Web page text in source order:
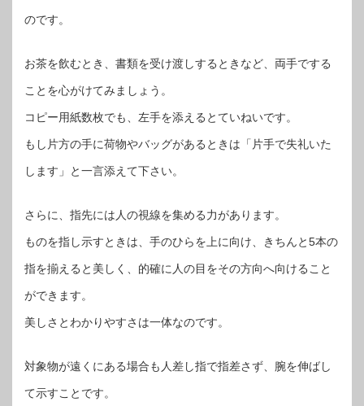
のです。
お茶を飲むとき、書類を受け渡しするときなど、両手でする
ことを心がけてみましょう。
コピー用紙数枚でも、左手を添えるとていねいです。
もし片方の手に荷物やバッグがあるときは「片手で失礼いた
します」と一言添えて下さい。
さらに、指先には人の視線を集める力があります。
ものを指し示すときは、手のひらを上に向け、きちんと5本の
指を揃えると美しく、的確に人の目をその方向へ向けること
ができます。
美しさとわかりやすさは一体なのです。
対象物が遠くにある場合も人差し指で指差さず、腕を伸ばし
て示すことです。